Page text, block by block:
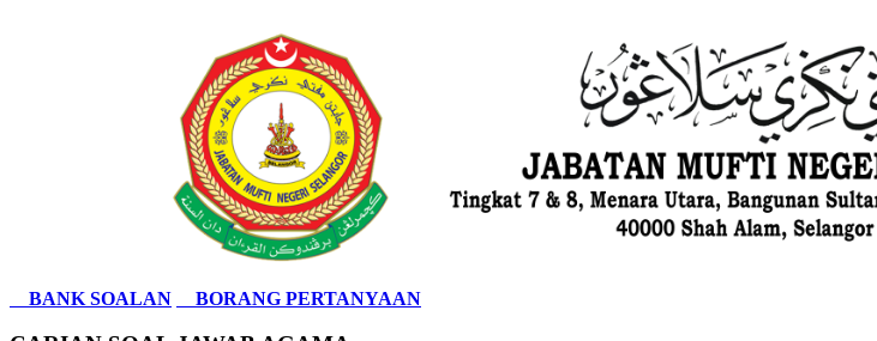
BANK SOALAN BORANG PERTANYAAN